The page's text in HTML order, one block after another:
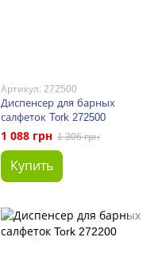
Артикул: 272500
Диспенсер для барных
салфеток Tork 272500
1 088 грн 1 306 грн
Купить